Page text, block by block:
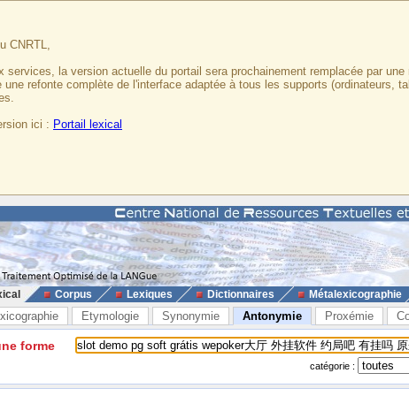
CNRTL,
services, la version actuelle du portail sera prochainement remplacée par une
une refonte complète de l'interface adaptée à tous les supports (ordinateurs,
ici : Portail lexical
Corpus Lexiques Dictionnaires Métalexicographie
Etymologie Synonymie Antonymie Proxémie
forme
catégorie :